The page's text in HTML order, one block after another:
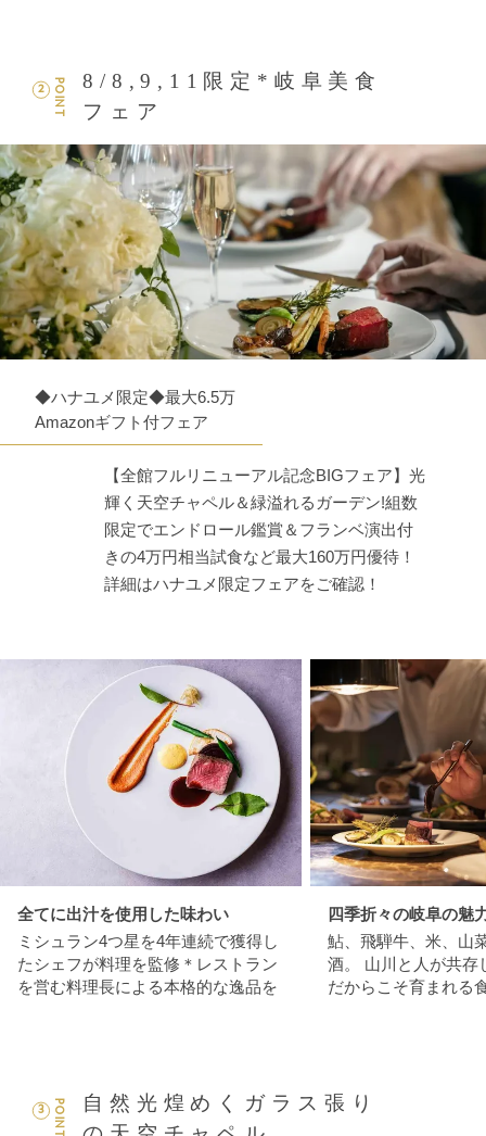
POINT
2
8/8,9,11限定*岐阜美食
フェア
◆ハナユメ限定◆最大6.5万
Amazonギフト付フェア
【全館フルリニューアル記念BIGフェア】光
輝く天空チャペル＆緑溢れるガーデン!組数
限定でエンドロール鑑賞＆フランベ演出付
きの4万円相当試食など最大160万円優待！
詳細はハナユメ限定フェアをご確認！
全てに出汁を使用した味わい
ミシュラン4つ星を4年連続で獲得し
たシェフが料理を監修＊レストラン
を営む料理長による本格的な逸品を
四季折々の岐阜の魅
鮎、飛騨牛、米、山
酒。 山川と人が共存
だからこそ育まれる
POINT
3
自然光煌めくガラス張り